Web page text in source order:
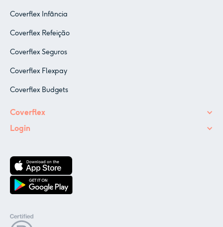
Coverflex Infância
Coverflex Refeição
Coverflex Seguros
Coverflex Flexpay
Coverflex Budgets
Coverflex
Login